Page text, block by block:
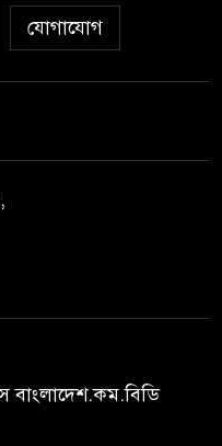
যোগাযোগ
বাংলাদেশ.কম.বিডি